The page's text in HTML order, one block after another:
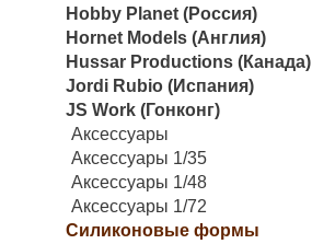
Hobby Planet (Россия)
Hornet Models (Англия)
Hussar Productions (Канада)
Jordi Rubio (Испания)
JS Work (Гонконг)
Аксессуары
Аксессуары 1/35
Аксессуары 1/48
Аксессуары 1/72
Силиконовые формы